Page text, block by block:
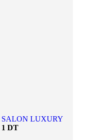
SALON LUXURY
1 DT